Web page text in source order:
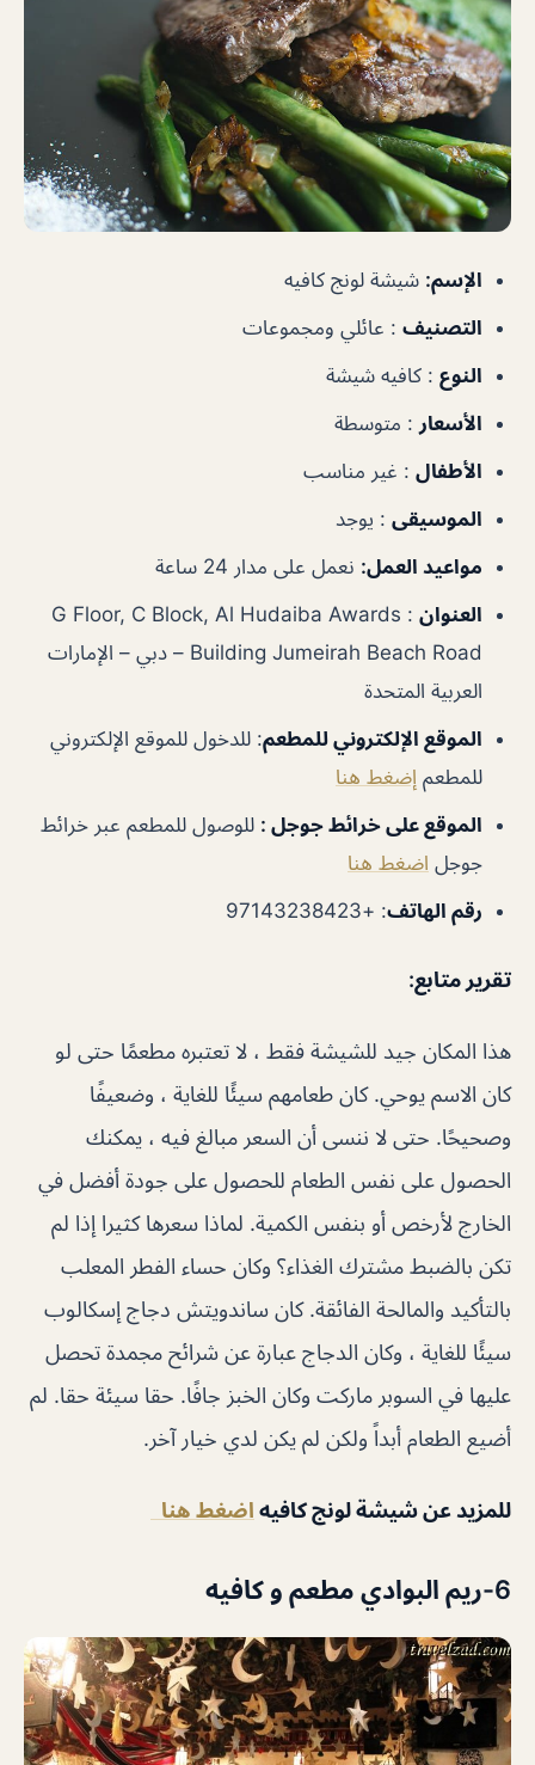
الإسم: شيشة لونج كافيه
التصنيف : عائلي ومجموعات
النوع : كافيه شيشة
الأسعار : متوسطة
الأطفال : غير مناسب
الموسيقى : يوجد
مواعيد العمل: نعمل على مدار 24 ساعة
العنوان :
G Floor, C Block, Al Hudaiba Awards
Building Jumeirah Beach Road – دبي – الإمارات
العربية المتحدة
الموقع الإلكتروني للمطعم: للدخول للموقع الإلكتروني
للمطعم إضغط هنا
الموقع على خرائط جوجل : للوصول للمطعم عبر خرائط
جوجل اضغط هنا
رقم الهاتف:
+97143238423
تقرير متابع:
هذا المكان جيد للشيشة فقط ، لا تعتبره مطعمًا حتى لو
كان الاسم يوحي. كان طعامهم سيئًا للغاية ، وضعيفًا
وصحيحًا. حتى لا ننسى أن السعر مبالغ فيه ، يمكنك
الحصول على نفس الطعام للحصول على جودة أفضل في
الخارج لأرخص أو بنفس الكمية. لماذا سعرها كثيرا إذا لم
تكن بالضبط مشترك الغذاء؟ وكان حساء الفطر المعلب
بالتأكيد والمالحة الفائقة. كان ساندويتش دجاج إسكالوب
سيئًا للغاية ، وكان الدجاج عبارة عن شرائح مجمدة تحصل
عليها في السوبر ماركت وكان الخبز جافًا. حقا سيئة حقا. لم
أضيع الطعام أبداً ولكن لم يكن لدي خيار آخر.
للمزيد عن شيشة لونج كافيه اضغط هنا
6-ريم البوادي مطعم و كافيه